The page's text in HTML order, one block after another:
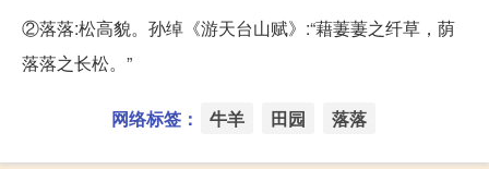
②落落:松高貌。孙绰《游天台山赋》:“藉萋萋之纤草，荫
落落之长松。”
网络标签： 牛羊 田园 落落